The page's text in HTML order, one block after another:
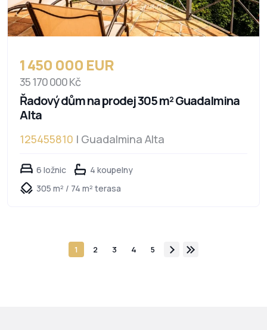
1 450 000 EUR
35 170 000 Kč
Řadový dům na prodej 305 m² Guadalmina
Alta
125455810 | Guadalmina Alta
6 ložnic
4 koupelny
305 m² / 74 m² terasa
1 2 3 4 5